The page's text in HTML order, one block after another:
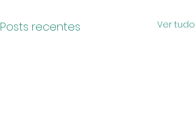
Posts recentes Ver tudo